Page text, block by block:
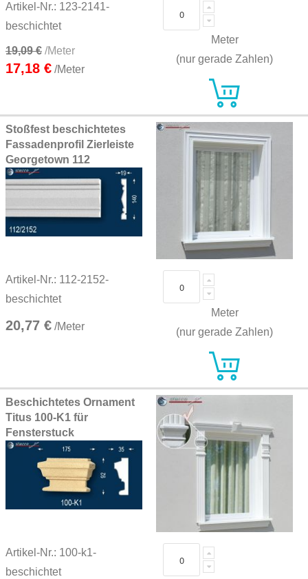
Artikel-Nr.: 123-2141-
beschichtet
19,09 € /Meter
17,18 € /Meter
Meter
(nur gerade Zahlen)
Stoßfest beschichtetes
Fassadenprofil Zierleiste
Georgetown 112
Artikel-Nr.: 112-2152-
beschichtet
20,77 € /Meter
Meter
(nur gerade Zahlen)
Beschichtetes Ornament
Titus 100-K1 für
Fensterstuck
Artikel-Nr.: 100-k1-
beschichtet